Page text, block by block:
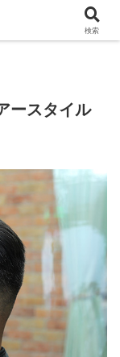
ヘアーサロン 店長の与
ースタイル
検索